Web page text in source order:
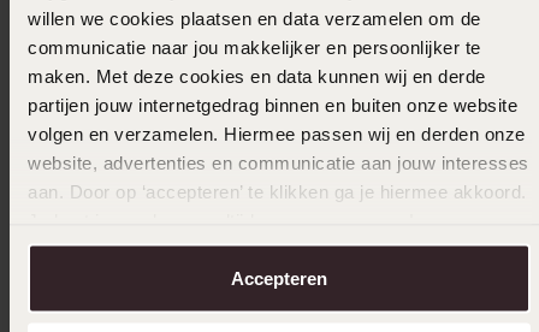
willen we cookies plaatsen en data verzamelen om de
communicatie naar jou makkelijker en persoonlijker te
maken. Met deze cookies en data kunnen wij en derde
partijen jouw internetgedrag binnen en buiten onze website
volgen en verzamelen. Hiermee passen wij en derden onze
website, advertenties en communicatie aan jouw interesses
aan. Door op ‘accepteren’ te klikken ga je hiermee akkoord.
over in onscookiebeleid.
Accepteren
Ook leuk voor jou